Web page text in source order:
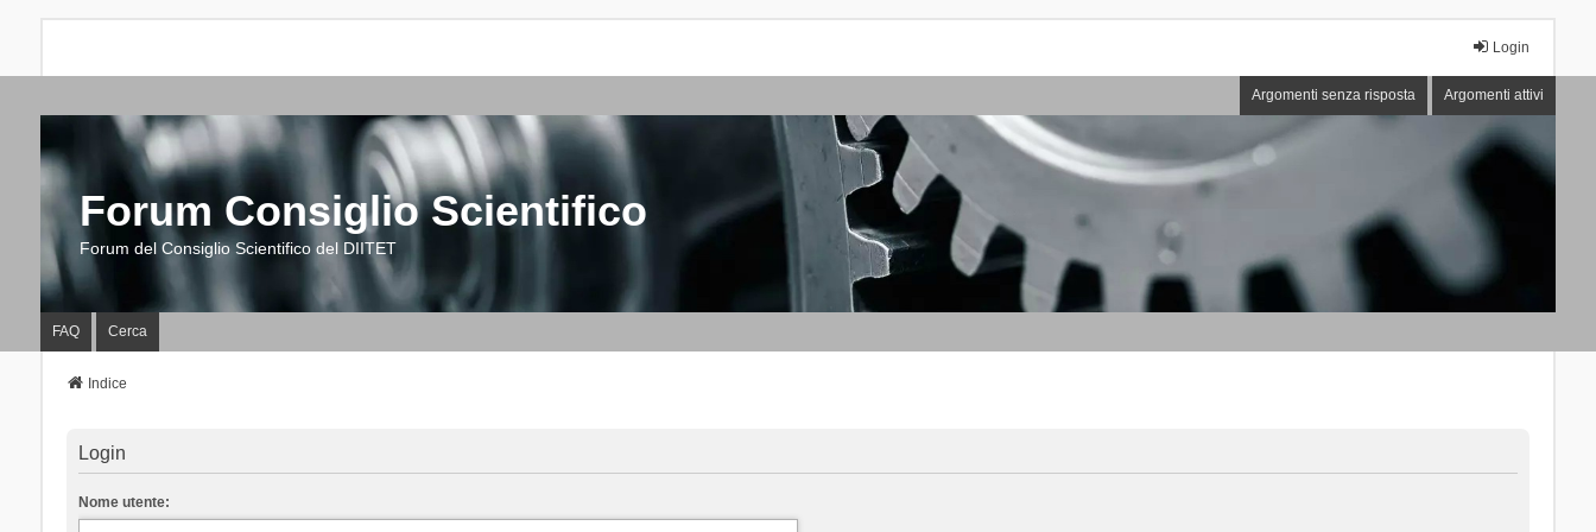
Login
Argomenti senza risposta Argomenti attivi
Forum Consiglio Scientifico
Forum del Consiglio Scientifico del DIITET
FAQ Cerca
Indice
Login
Nome utente: